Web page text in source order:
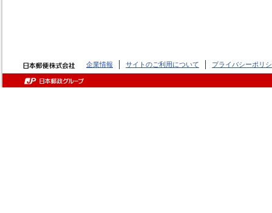
企業情報 サイトのご利用について プライバシーポリ